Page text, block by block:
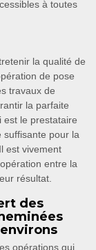
à toutes
la qualité de
de pose
travaux de
la parfaite
est le prestataire
suffisante pour la
est vivement
entre la
résultat.
des
opérations qui